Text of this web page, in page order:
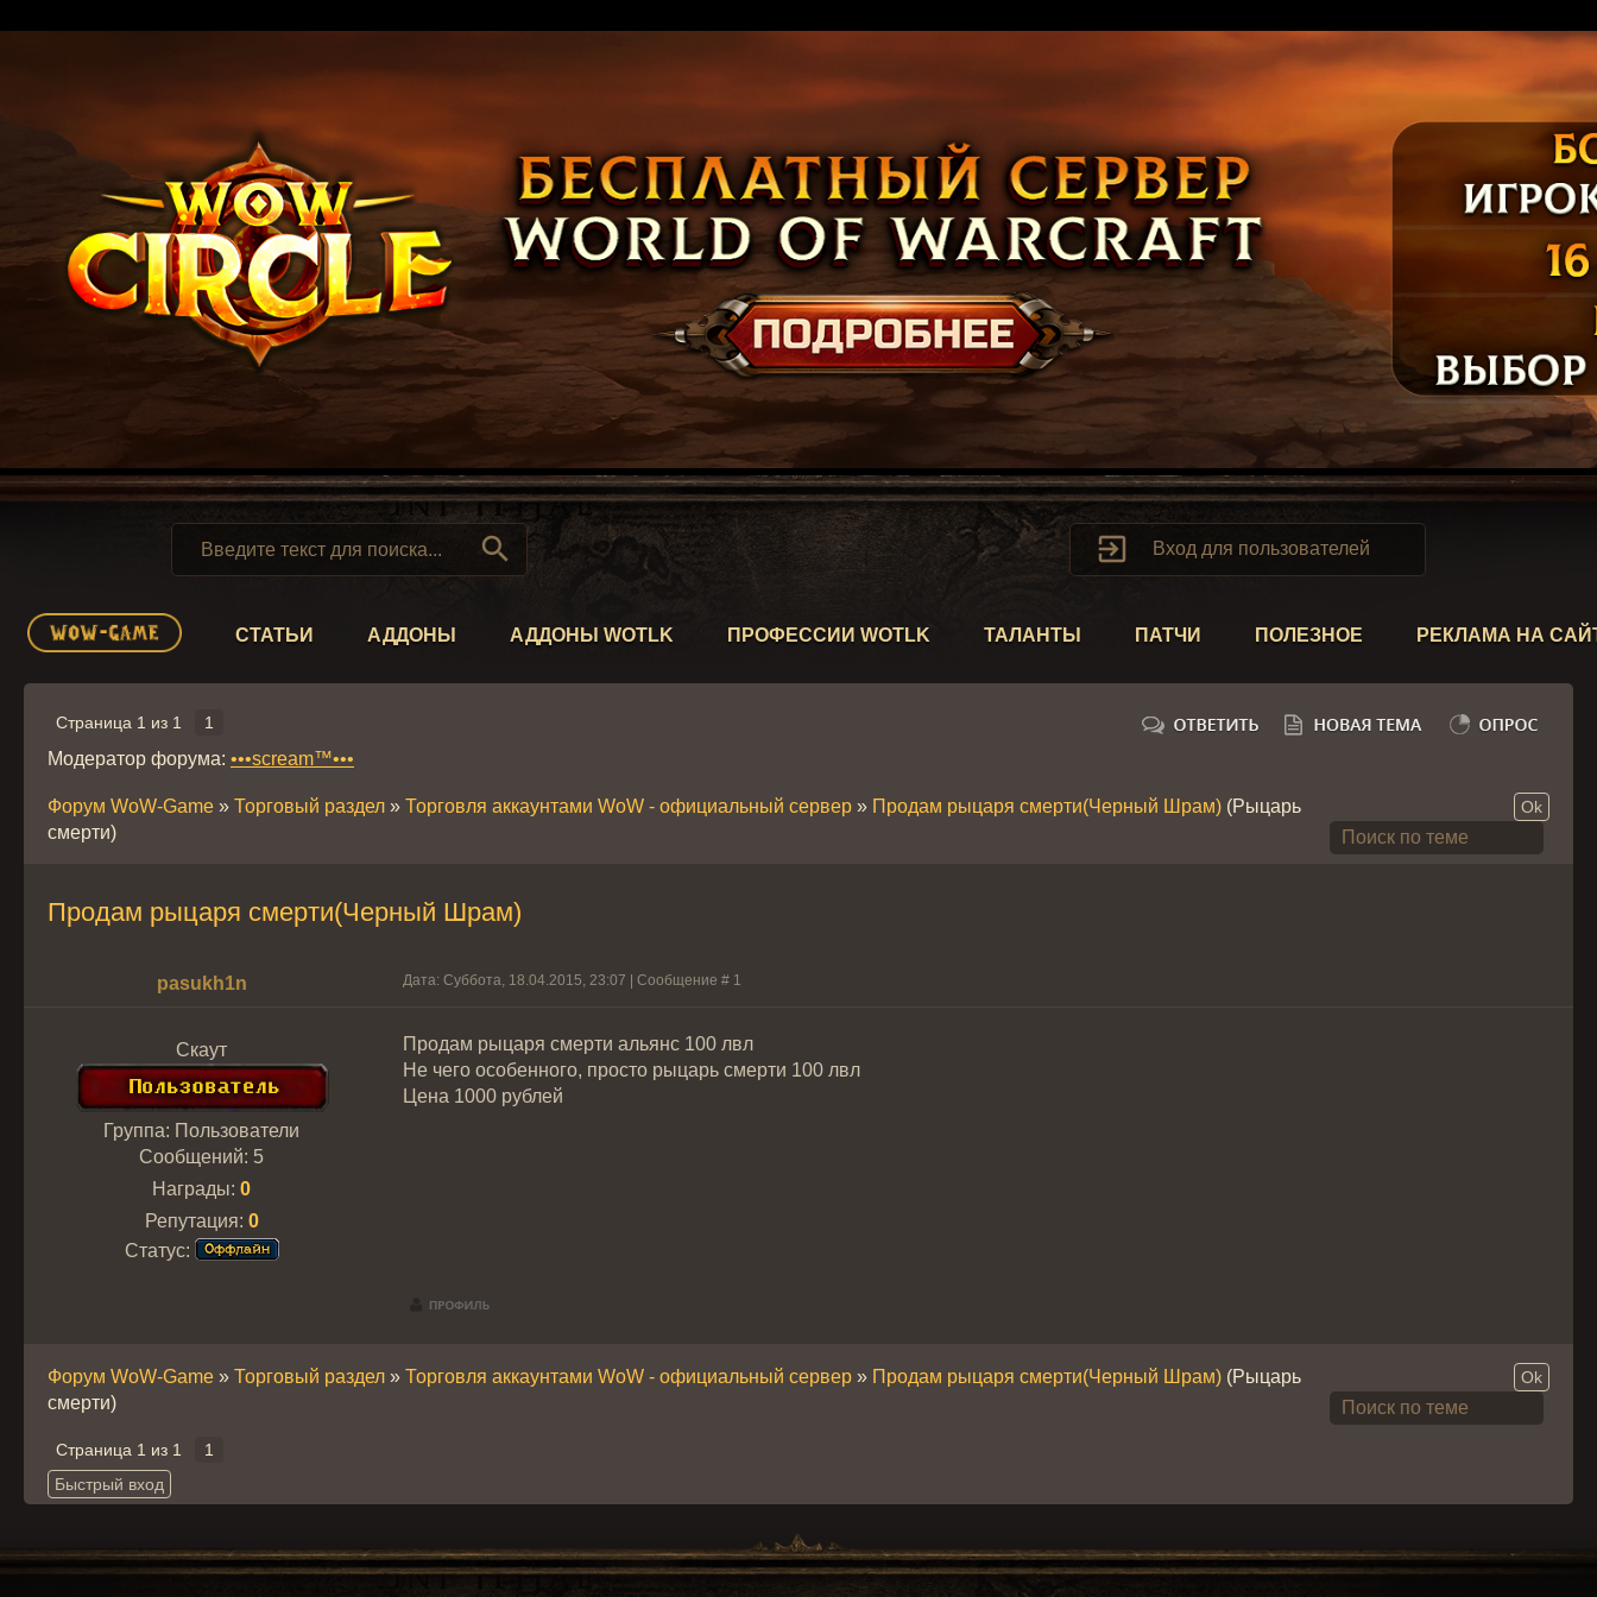
  Вход для пользователей
СТАТЬИ АДДОНЫ АДДОНЫ WOTLK ПРОФЕССИИ WOTLK ТАЛАНТЫ ПАТЧИ ПОЛЕЗНОЕ РЕКЛАМА НА
Страница 1 из 1 1
Модератор форума: •••scream™•••
Форум WoW-Game » Торговый раздел » Торговля аккаунтами WoW - официальный сервер » Продам рыцаря смерти(Черный Шрам) (Рыцарь
смерти)
Продам рыцаря смерти(Черный Шрам)
pasukh1n Дата: Суббота, 18.04.2015, 23:07 | Сообщение # 1
Скаут
Группа: Пользователи
Сообщений: 5
Награды: 0
Репутация: 0
Статус:
Продам рыцаря смерти альянс 100 лвл
Не чего особенного, просто рыцарь смерти 100 лвл
Цена 1000 рублей
Форум WoW-Game » Торговый раздел » Торговля аккаунтами WoW - официальный сервер » Продам рыцаря смерти(Черный Шрам) (Рыцарь
смерти)
Страница 1 из 1 1